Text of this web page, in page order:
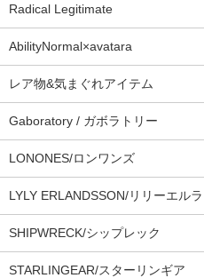
Radical Legitimate
AbilityNormal×avatara
レア物&気まぐれアイテム
Gaboratory / ガボラトリー
LONONES/ロンワンズ
LYLY ERLANDSSON/リリーエル
SHIPWRECK/シップレック
STARLINGEAR/スターリンギア